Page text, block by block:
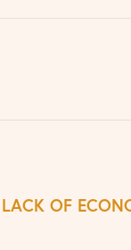
LACK OF